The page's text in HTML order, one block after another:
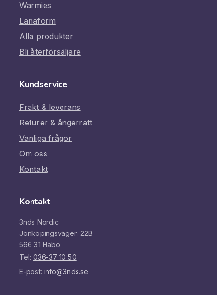
Warmies
Lanaform
Alla produkter
Bli återförsäljare
Kundservice
Frakt & leverans
Returer & ångerrätt
Vanliga frågor
Om oss
Kontakt
Kontakt
3nds Nordic
Jönköpingsvägen 22B
566 31 Habo
Tel: 036-37 10 50
E-post: info@3nds.se